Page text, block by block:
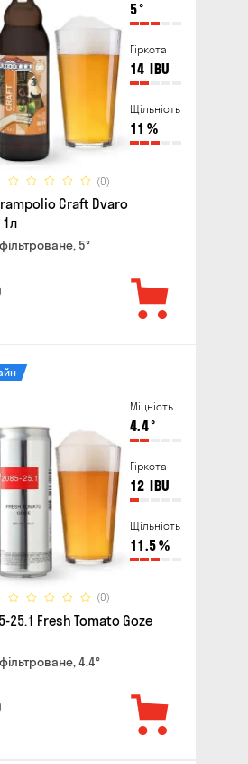
5°
Гіркота
14 IBU
Щільність
11 %
(0)
Craft Dvaro
5°
Міцність
4.4°
Гіркота
12 IBU
Щільність
11.5%
(0)
25.1 Fresh Tomato Goze
4.4°